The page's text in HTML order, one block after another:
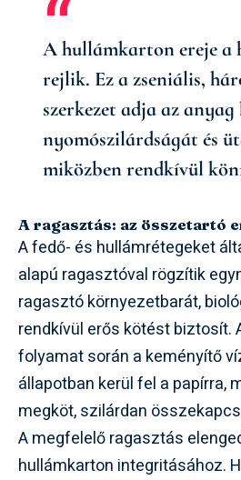
A hullámkarton ereje a
rejlik. Ez a zseniális,
szerkezet adja az anyag
nyomószilárdságát és
miközben rendkívül
A ragasztás: az összetartó
A fedő- és hullámrétegeket
alapú ragasztóval rögzítik
ragasztó környezetbarát,
rendkívül erős kötést biztosít.
folyamat során a keményítő
állapotban kerül fel a papírra,
megköt, szilárdan
A megfelelő ragasztás
hullámkarton integritásához.